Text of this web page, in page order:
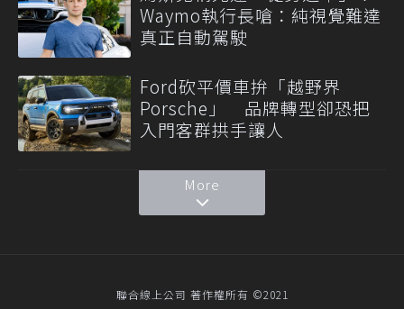
Waymo執行長嗆：純視覺難達
真正自動駕駛
Ford砍平價車拚「越野界
Porsche」 品牌轉型卻恐把
入門客群拱手讓人
More
聯合線上公司 著作權所有 ©2021